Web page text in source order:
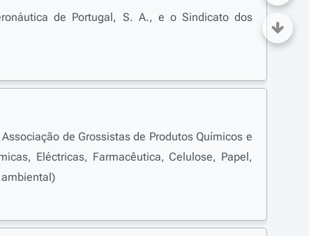
de Portugal, S. A., e o Sindicato dos
de Grossistas de Produtos Químicos e
Eléctricas, Farmacêutica, Celulose, Papel,
ambiental)